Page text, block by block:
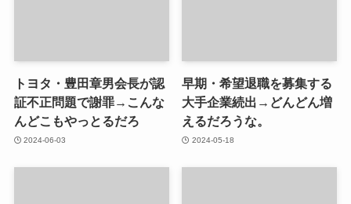
トヨタ・豊田章男会長が認
証不正問題で謝罪→こんな
んどこもやっとるだろ
2024-06-03
早期・希望退職を募集する
大手企業続出→どんどん増
えるだろうな。
2024-05-18